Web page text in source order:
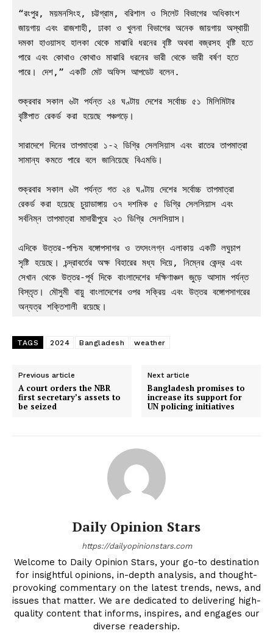
“রংপুর, ময়মনসিংহ, চট্টগ্রাম, বরিশাল ও সিলেট বিভাগের অধিকাংশ
জায়গায় এবং রাজশাহী, ঢাকা ও খুলনা বিভাগের অনেক জায়গায় অস্থায়ী
দমকা হাওয়াসহ হালকা থেকে মাঝারি ধরনের বৃষ্টি অথবা বজ্রসহ বৃষ্টি হতে
পারে এবং কোথাও কোথাও মাঝারি ধরনের ভারী থেকে ভারী বর্ষণ হতে
পারে। দেশ,” একটি মেট অফিস আপডেট বলেন.
শুক্রবার সকাল ৬টা পর্যন্ত ২৪ ঘণ্টায় দেশের সর্বোচ্চ ৫১ মিলিমিটার
বৃষ্টিপাত রেকর্ড করা হয়েছে পঞ্চগড়ে।
সারাদেশে দিনের তাপমাত্রা ১-২ ডিগ্রি সেলসিয়াস এবং রাতের তাপমাত্রা
সামান্য কমতে পারে বলে জানিয়েছে বিএমডি।
শুক্রবার সকাল ৬টা পর্যন্ত গত ২৪ ঘণ্টায় দেশের সর্বোচ্চ তাপমাত্রা
রেকর্ড করা হয়েছে চুয়াডাঙ্গায় ৩৭ দশমিক ৫ ডিগ্রি সেলসিয়াস এবং
সর্বনিম্ন তাপমাত্রা মাদারীপুরে ২৩ ডিগ্রি সেলসিয়াস।
এদিকে উত্তর-পশ্চিম বঙ্গোপসাগর ও তৎসংলগ্ন এলাকায় একটি লঘুচাপ
সৃষ্টি হয়েছে। চন্দ্রাবর্তের অক্ষ বিহারের মধ্য দিয়ে, নিম্নের কেন্দ্র এবং
সেখান থেকে উত্তর-পূর্ব দিকে বাংলাদেশের দক্ষিণাঞ্চল জুড়ে আসাম পর্যন্ত
বিস্তৃত। মৌসুমী বায়ু বাংলাদেশের ওপর সক্রিয় এবং উত্তর বঙ্গোপসাগরের
অন্যত্র শক্তিশালী রয়েছে।
TAGS 2024 Bangladesh weather
Previous article
A court orders the NBR
first secretary’s assets to
be seized
Next article
Bangladesh promises to
increase its support for
UN policing initiatives
Daily Opinion Stars
https://dailyopinionstars.com
Welcome to Daily Opinion Stars, your go-to destination
for insightful opinions, in-depth analysis, and thought-
provoking commentary on the latest trends, news, and
issues that matter. We are dedicated to delivering high-
quality content that informs, inspires, and engages our
diverse readership.